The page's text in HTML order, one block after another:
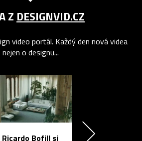
Z DESIGNVID.CZ
video portál. Každý den nová videa
nejen o designu...
Ricardo Bofill si